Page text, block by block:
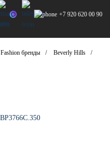
+7 920 620 00 90
Fashion бренды
Beverly Hills